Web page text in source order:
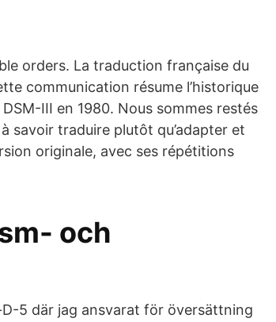
orders. La traduction française du
communication résume l’historique
III en 1980. Nous sommes restés
savoir traduire plutôt qu’adapter et
originale, avec ses répétitions
och
5 där jag ansvarat för översättning